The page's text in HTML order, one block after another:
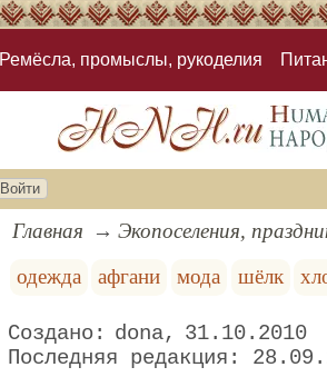
Ремёсла, промыслы, рукоделия
Войти
Главная Экопоселения,
одежда
афгани мода шёлк
dona
31.10.2010